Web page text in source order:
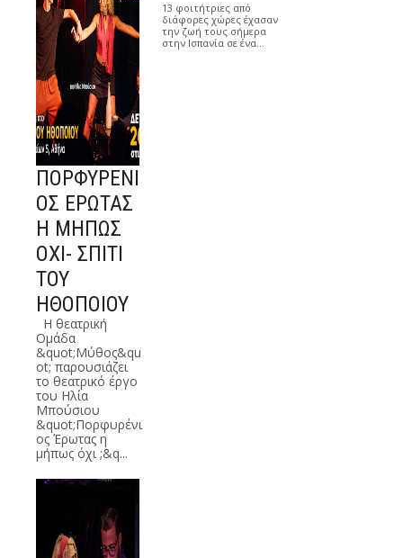
ΠΟΡΦΥΡΕΝΙ
ΟΣ ΕΡΩΤΑΣ
Η ΜΗΠΩΣ
ΟΧΙ- ΣΠΙΤΙ
ΤΟΥ
ΗΘΟΠΟΙΟΥ
Η θεατρική
Ομάδα
&quot;Μύθος&qu
ot; παρουσιάζει
το θεατρικό έργο
του Ηλία
Μπούσιου
&quot;Πορφυρένι
ος Έρωτας η
μήπως όχι ;&q...
13 φοιτήτριες από
διάφορες χώρες έχασαν
την ζωή τους σήμερα
στην Ισπανία σε ένα…